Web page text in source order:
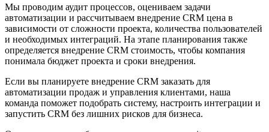
Мы проводим аудит процессов, оцениваем задачи
автоматизации и рассчитываем внедрение CRM цена в
зависимости от сложности проекта, количества пользователей
и необходимых интеграций. На этапе планирования также
определяется внедрение CRM стоимость, чтобы компания
понимала бюджет проекта и сроки внедрения.
Если вы планируете внедрение CRM заказать для
автоматизации продаж и управления клиентами, наша
команда поможет подобрать систему, настроить интеграции и
запустить CRM без лишних рисков для бизнеса.